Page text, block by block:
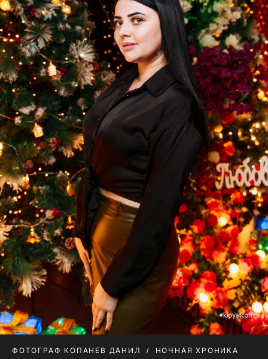
ФОТОГРАФ КОПАНЕВ ДАНИЛ НОЧНАЯ ХРОНИКА